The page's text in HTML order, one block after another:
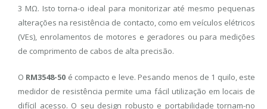
3 MΩ. Isto torna-o ideal para monitorizar até mesmo pequenas
alterações na resistência de contacto, como em veículos elétricos
(VEs), enrolamentos de motores e geradores ou para medições
de comprimento de cabos de alta precisão.
O RM3548-50 é compacto e leve. Pesando menos de 1 quilo, este
medidor de resistência permite uma fácil utilização em locais de
difícil acesso. O seu design robusto e portabilidade tornam-no